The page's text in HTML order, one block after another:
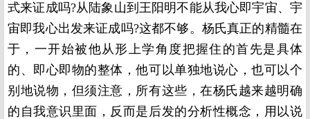
式来证成吗?从陆象山到王阳明不能从我心即宇宙、宇
宙即我心出发来证成吗?这都不够。杨氏真正的精髓在
于，一开始被他从形上学角度把握住的首先是具体
的、即心即物的整体，他可以单独地说心，也可以个
别地说物，但须注意，所有这些，在杨氏越来越明确
的自我意识里面，反而是后发的分析性概念，用以说